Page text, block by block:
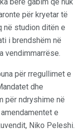
për kryetar të
në studion ditën e
i brendshëm në
vendimmarrëse.
për rregullimet e
dhe
për ndryshime në
e
Niko Peleshi.